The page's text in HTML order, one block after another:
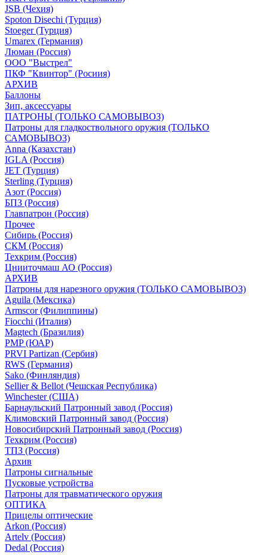
JSB (Чехия)
Spoton Disechi (Турция)
Stoeger (Турция)
Umarex (Германия)
Люман (Россия)
ООО "Выстрел"
ПКФ "Квинтор" (Росиия)
АРХИВ
Баллоны
Зип, аксессуары
ПАТРОНЫ (ТОЛЬКО САМОВЫВОЗ)
Патроны для гладкоствольного оружия (ТОЛЬКО
САМОВЫВОЗ)
Anna (Казахстан)
IGLA (Россия)
JET (Турция)
Sterling (Турция)
Азот (Россия)
БПЗ (Россия)
Главпатрон (Россия)
Прочее
Сибирь (Россия)
СКМ (Россия)
Техкрим (Россия)
Цнииточмаш АО (Россия)
АРХИВ
Патроны для нарезного оружия (ТОЛЬКО САМОВЫВОЗ)
Aguila (Мексика)
Armscor (Филиппины)
Fiocchi (Италия)
Magtech (Бразилия)
PMP (ЮАР)
PRVI Partizan (Сербия)
RWS (Германия)
Sako (Финляндия)
Sellier & Bellot (Чешская Республика)
Winchester (США)
Барнаульский Патронный завод (Россия)
Климовский Патронный завод (Россия)
Новосибирский Патронный завод (Россия)
Техкрим (Россия)
ТПЗ (Россия)
Архив
Патроны сигнальные
Пусковые устройства
Патроны для травматического оружия
ОПТИКА
Прицелы оптические
Arkon (Россия)
Artelv (Россия)
Dedal (Россия)